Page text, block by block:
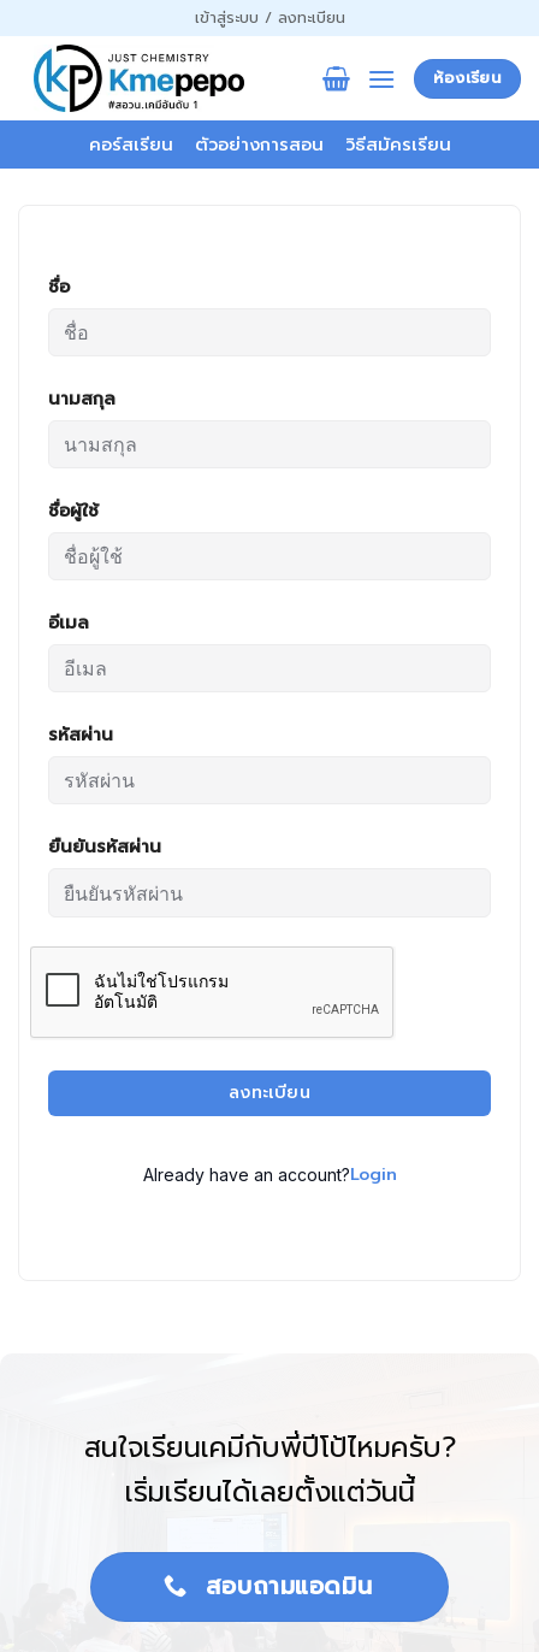
ไป
เนื้อหา
เข้าสู่ระบบ / ลงทะเบียน
ห้องเรียน
คอร์สเรียน ตัวอย่างการสอน วิธีสมัครเรียน
ชื่อ
นามสกุล
ชื่อผู้ใช้
อีเมล
รหัสผ่าน
ยืนยันรหัสผ่าน
ลงทะเบียน
Already have an account?Login
สนใจเรียนเคมีกับพี่ปีโป้ไหมครับ?
เริ่มเรียนได้เลยตั้งแต่วันนี้
สอบถามแอดมิน